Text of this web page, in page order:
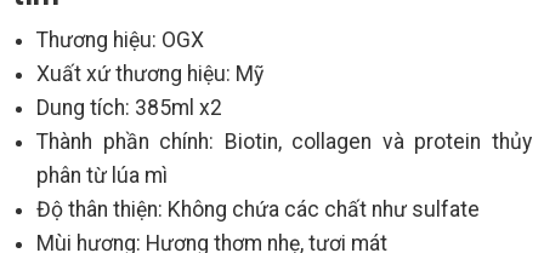
Thương hiệu: OGX
Xuất xứ thương hiệu: Mỹ
Dung tích: 385ml x2
Thành phần chính: Biotin, collagen và protein thủy
phân từ lúa mì
Độ thân thiện: Không chứa các chất như sulfate
Mùi hương: Hương thơm nhẹ, tươi mát